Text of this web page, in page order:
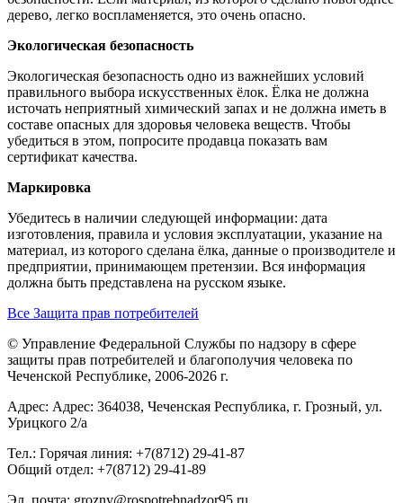
дерево, легко воспламеняется, это очень опасно.
Экологическая безопасность
Экологическая безопасность одно из важнейших условий
правильного выбора искусственных ёлок. Ёлка не должна
источать неприятный химический запах и не должна иметь в
составе опасных для здоровья человека веществ. Чтобы
убедиться в этом, попросите продавца показать вам
сертификат качества.
Маркировка
Убедитесь в наличии следующей информации: дата
изготовления, правила и условия эксплуатации, указание на
материал, из которого сделана ёлка, данные о производителе и
предприятии, принимающем претензии. Вся информация
должна быть представлена на русском языке.
Все Защита прав потребителей
© Управление Федеральной Службы по надзору в сфере
защиты прав потребителей и благополучия человека по
Чеченской Республике, 2006-2026 г.
Адрес: Адрес: 364038, Чеченская Республика, г. Грозный, ул.
Урицкого 2/а
Тел.: Горячая линия: +7(8712) 29-41-87
Общий отдел: +7(8712) 29-41-89
Эл. почта: grozny@rospotrebnadzor95.ru